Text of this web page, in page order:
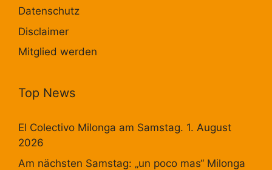
Datenschutz
Disclaimer
Mitglied werden
Top News
El Colectivo Milonga am Samstag. 1. August
2026
Am nächsten Samstag: „un poco mas“ Milonga